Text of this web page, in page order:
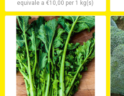
equivale a €10,00 per 1 kg(s)